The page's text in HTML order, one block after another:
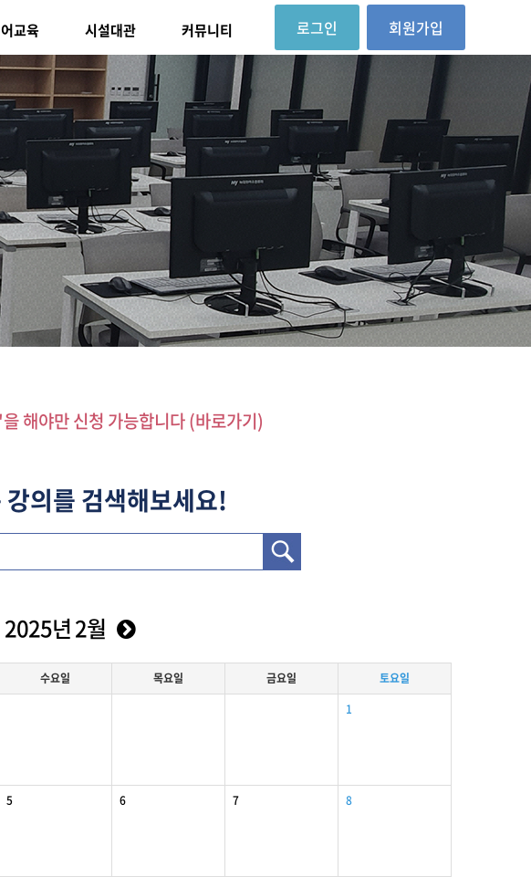
교육 시설대관 커뮤니티 회원가입
로그인
해야만 신청 가능합니다 (바로가기)
강의를 검색해보세요!
2025년 2월
수요일 목요일 금요일 토요일
1
5 6 7 8